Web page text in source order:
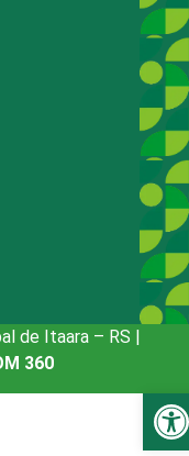
de Itaara – RS |
360